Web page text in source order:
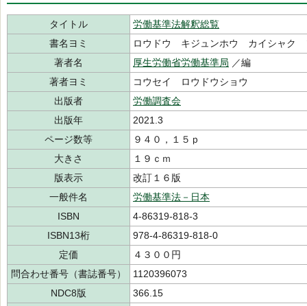
タイトル
労働基準法解釈総覧
書名ヨミ
ロウドウ キジュンホウ カイシャク
著者名
厚生労働省労働基準局 ／編
著者ヨミ
コウセイ ロウドウショウ
出版者
労働調査会
出版年
2021.3
ページ数等
９４０，１５ｐ
大きさ
１９ｃｍ
版表示
改訂１６版
一般件名
労働基準法－日本
ISBN
4-86319-818-3
ISBN13桁
978-4-86319-818-0
定価
４３００円
問合わせ番号（書誌番号）
1120396073
NDC8版
366.15